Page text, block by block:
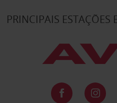
PRINCIPAIS ESTAÇÕES